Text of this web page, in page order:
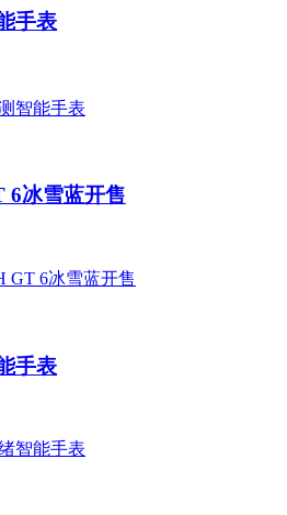
手表
6冰雪蓝开售
手表